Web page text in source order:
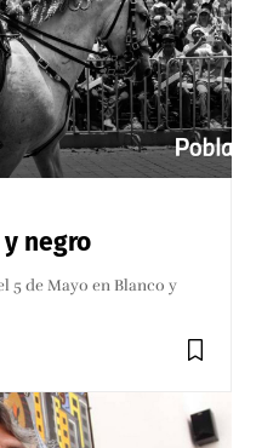
negro
5 de Mayo en Blanco y